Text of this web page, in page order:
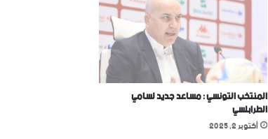
المنتخب التونسي : مساعد جديد لسامي
الطرابلسي
أكتوبر 2, 2025